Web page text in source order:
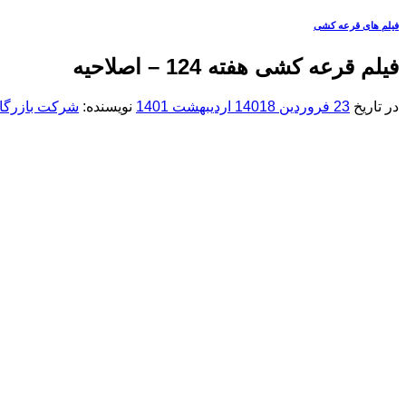
فیلم های قرعه کشی
فیلم قرعه کشی هفته 124 – اصلاحیه
در تاریخ 23 فروردین 1401 8 اردیبهشت 1401 نویسنده: شرکت